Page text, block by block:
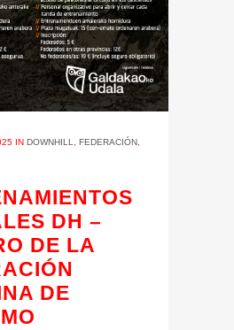
IN DOWNHILL FEDERACIÓN
DH –
DE LA
DE